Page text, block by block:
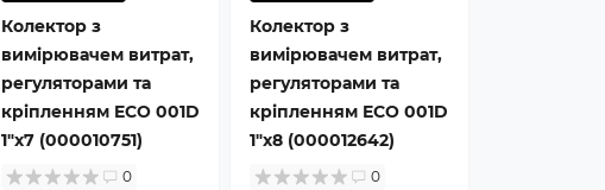
Колектор з
вимірювачем витрат,
регуляторами та
кріпленням ECO 001D
1″x7 (000010751)
0
Колектор з
вимірювачем витрат,
регуляторами та
кріпленням ECO 001D
1″x8 (000012642)
0